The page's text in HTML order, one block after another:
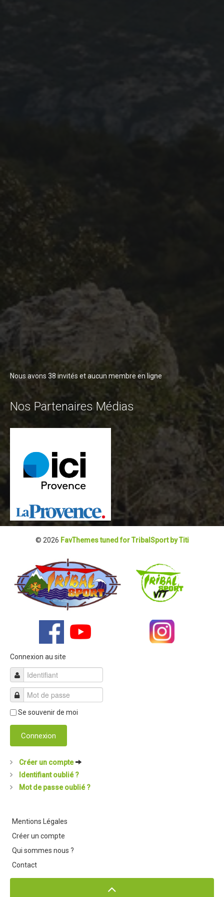
Dossier de Presse 2020
Blog 2019
Revue de presse 2019
Résultats 2019
Programme 2019
Règlement 2019
Retour sur l'Enduro 2018
Enduro Kids 2019
Blog 2018
Bilan de l'Enduro 2018
Dans les Médias
Tombola
Partenaires
Règlement
Edition 2017
Blog 2017
Bilan de l'Enduro 2017
Résultats
Programme de la journée
Partenaires
Règlement
Retour sur l'Enduro 2016
Edition 2016
Blog 2016
Bilan de l'Enduro 2016
Programme de la journée
Partenaires
Nous avons 38 invités et aucun membre en ligne
Nos Partenaires Médias
© 2026 FavThemes tuned for TribalSport by Titi
Connexion au site
Se souvenir de moi
Connexion
Créer un compte
Identifiant oublié ?
Mot de passe oublié ?
Mentions Légales
Créer un compte
Qui sommes nous ?
Contact